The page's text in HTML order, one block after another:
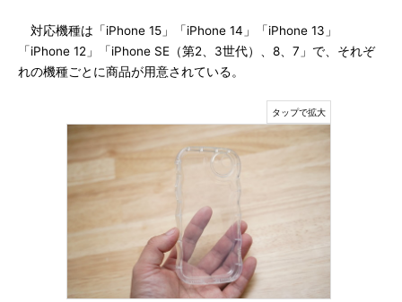
対応機種は「iPhone 15」「iPhone 14」「iPhone 13」
「iPhone 12」「iPhone SE（第2、3世代）、8、7」で、それぞ
れの機種ごとに商品が用意されている。